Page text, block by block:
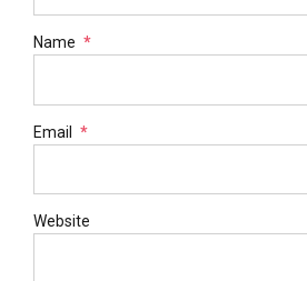
Name *
Email *
Website